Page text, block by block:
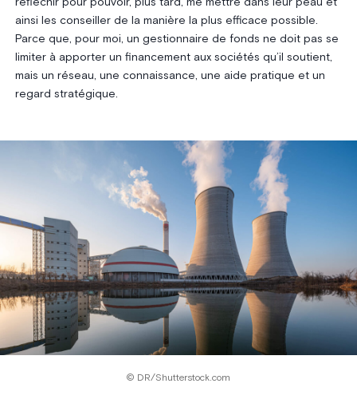
réfléchir pour pouvoir, plus tard, me mettre dans leur peau et
ainsi les conseiller de la manière la plus efficace possible.
Parce que, pour moi, un gestionnaire de fonds ne doit pas se
limiter à apporter un financement aux sociétés qu’il soutient,
mais un réseau, une connaissance, une aide pratique et un
regard stratégique.
© DR/Shutterstock.com